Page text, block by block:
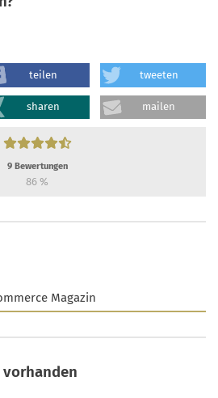
teilen tweeten
sharen mailen
9Bewertungen
86 %
Magazin